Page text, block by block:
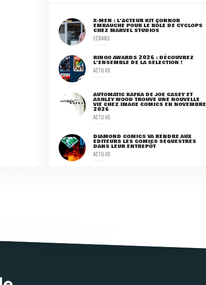
X-MEN : L'ACTEUR KIT CONNOR
EMBAUCHÉ POUR LE RÔLE DE CYCLOPS
CHEZ MARVEL STUDIOS
ECRANS
RINGO AWARDS 2026 : DÉCOUVREZ
L'ENSEMBLE DE LA SÉLECTION !
ACTU VO
AUTOMATIC KAFKA DE JOE CASEY ET
ASHLEY WOOD TROUVE UNE NOUVELLE
VIE CHEZ IMAGE COMICS EN NOVEMBRE
2026
ACTU VO
DIAMOND COMICS VA RENDRE AUX
ÉDITEURS LES COMICS SÉQUESTRÉS
DANS LEUR ENTREPÔT
ACTU VO